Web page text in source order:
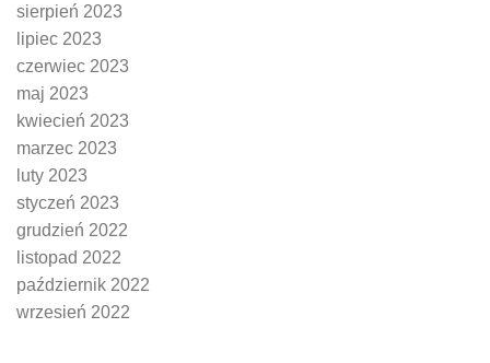
sierpień 2023
lipiec 2023
czerwiec 2023
maj 2023
kwiecień 2023
marzec 2023
luty 2023
styczeń 2023
grudzień 2022
listopad 2022
październik 2022
wrzesień 2022